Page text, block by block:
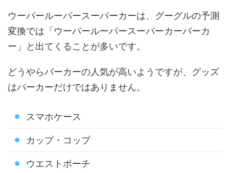
ウーパールーパースーパーカーは、グーグルの予測
変換では「ウーパールーパースーパーカーパーカ
ー」と出てくることが多いです。
どうやらパーカーの人気が高いようですが、グッズ
はパーカーだけではありません。
スマホケース
カップ・コップ
ウエストポーチ